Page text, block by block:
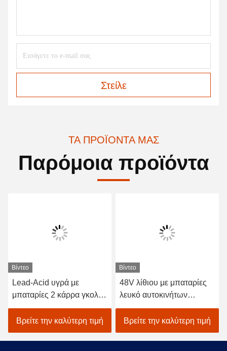
Στείλε
ΤΑ ΠΡΟΪΌΝΤΑ ΜΑΣ
Παρόμοια προϊόντα
Βίντεο
Lead-Acid υγρά με
μπαταρίες 2 κάρρα γκολφ
καθισμάτων/ηλεκτρικό με
λάθη γκολφ αυτοκινήτων
Βρείτε την καλύτερη τιμή
Βίντεο
48V λίθιου με μπαταρίες
λευκό αυτοκινήτων
EXCAR A1S6+2 γκολφ
οχημάτων ηλεκτρικό
Βρείτε την καλύτερη τιμή